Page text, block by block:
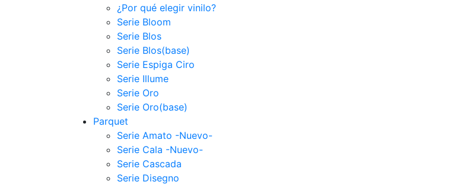
¿Por qué elegir vinilo?
Serie Bloom
Serie Blos
Serie Blos(base)
Serie Espiga Ciro
Serie Illume
Serie Oro
Serie Oro(base)
Parquet
Serie Amato -Nuevo-
Serie Cala -Nuevo-
Serie Cascada
Serie Disegno